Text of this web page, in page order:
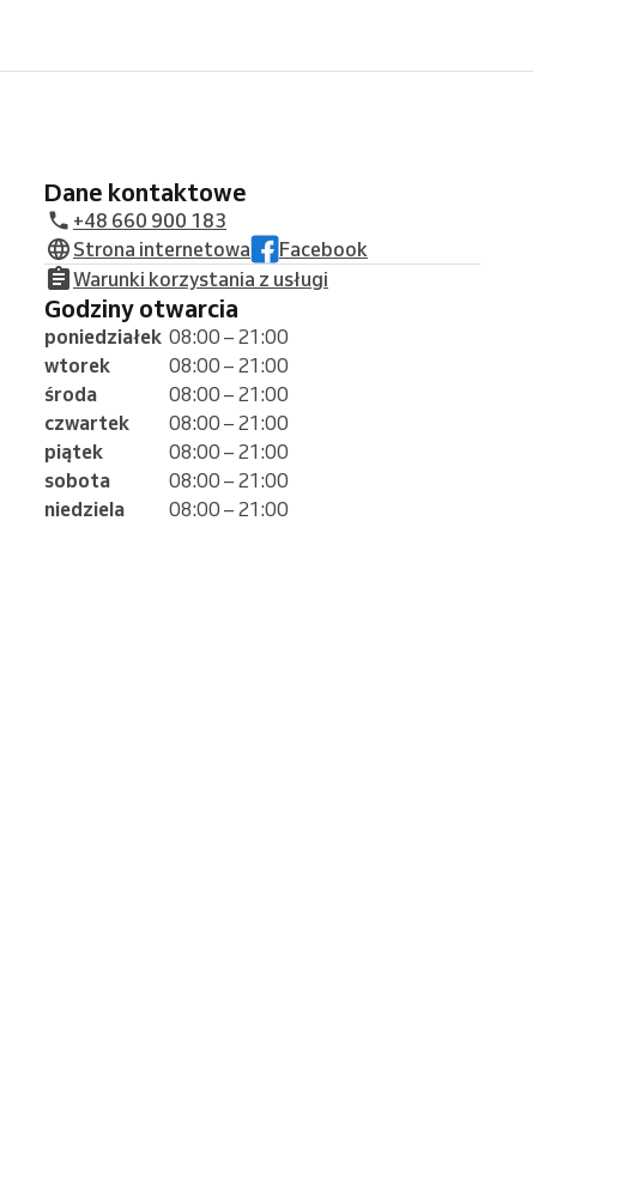
Dane kontaktowe
+48 660 900 183
Strona internetowa
Facebook
Warunki korzystania z usługi
Godziny otwarcia
poniedziałek 08:00 – 21:00
wtorek
08:00 – 21:00
środa
08:00 – 21:00
czwartek
08:00 – 21:00
piątek
08:00 – 21:00
sobota
08:00 – 21:00
niedziela
08:00 – 21:00